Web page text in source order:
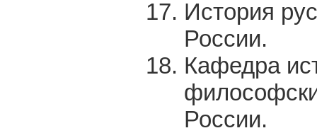
История
России.
Кафедра
России.